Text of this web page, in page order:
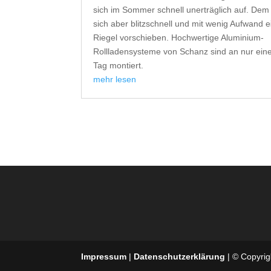
sich im Sommer schnell unerträglich auf. Dem
sich aber blitzschnell und mit wenig Aufwand
Riegel vorschieben. Hochwertige Aluminium-
Rollladensysteme von Schanz sind an nur
Tag montiert.
mehr lesen
Impressum | Datenschutzerklärung | ©